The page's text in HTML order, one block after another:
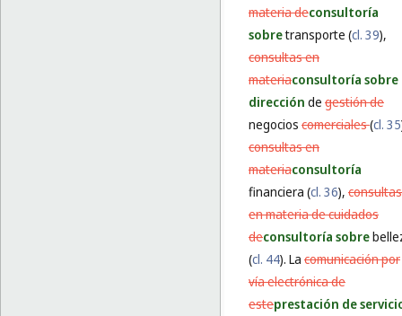
materia deconsultoría
sobretransporte (cl. 39),
consultas en
materiaconsultoría sobre
dirección de gestión de
negocios comerciales(cl. 35
consultas en
materiaconsultoría
financiera (cl. 36), consultas
en materia de cuidados
deconsultoría sobre
(cl. 44). La comunicación por
vía electrónica de
esteprestación de